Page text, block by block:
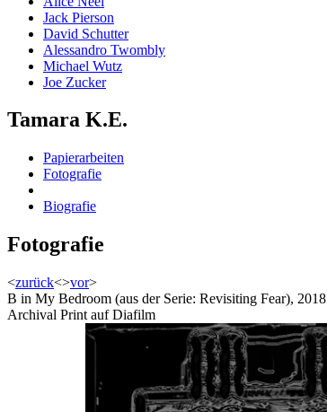
Jack Pierson
David Schutter
Alessandro Twombly
Michael Wutz
Joe Zucker
Tamara K.E.
Papierarbeiten
Fotografie
Biografie
Fotografie
<zurück<>vor>
B in My Bedroom (aus der Serie: Revisiting Fear), 2018
Archival Print auf Diafilm